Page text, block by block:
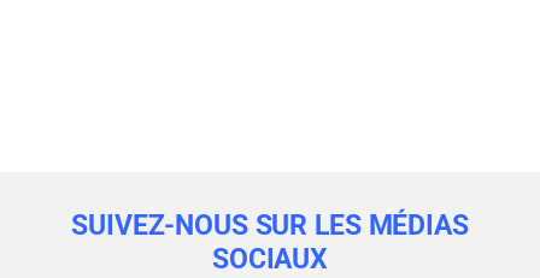
SUIVEZ-NOUS SUR LES MÉDIAS
SOCIAUX